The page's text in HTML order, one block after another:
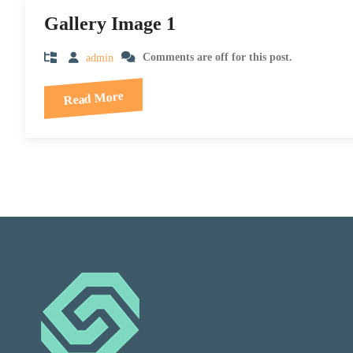
Gallery Image 1
admin Comments are off for this post.
Read More